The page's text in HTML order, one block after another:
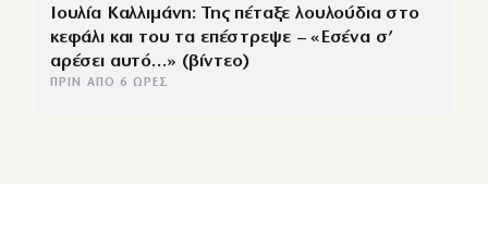
Ιουλία Καλλιμάνη: Της πέταξε λουλούδια στο
κεφάλι και του τα επέστρεψε – «Εσένα σ’
αρέσει αυτό…» (βίντεο)
ΠΡΙΝ ΑΠΌ 6 ΏΡΕΣ